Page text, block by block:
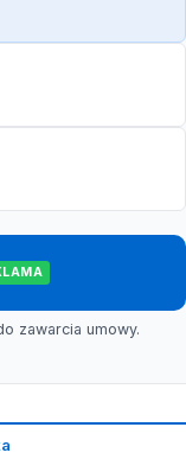
zawarcia umowy.